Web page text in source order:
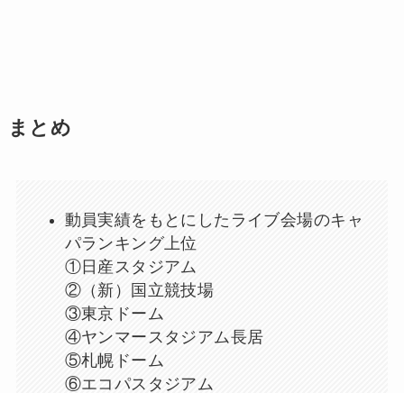
まとめ
動員実績をもとにしたライブ会場のキャ
パランキング上位
①日産スタジアム
②（新）国立競技場
③東京ドーム
④ヤンマースタジアム長居
⑤札幌ドーム
⑥エコパスタジアム